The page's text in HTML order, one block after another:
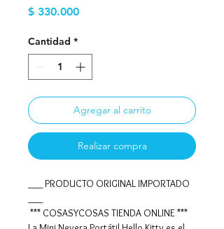
$ 330.000Precio
Cantidad *
Agregar al carrito
Realizar compra
___ PRODUCTO ORIGINAL IMPORTADO
*** COSASYCOSAS TIENDA ONLINE ***